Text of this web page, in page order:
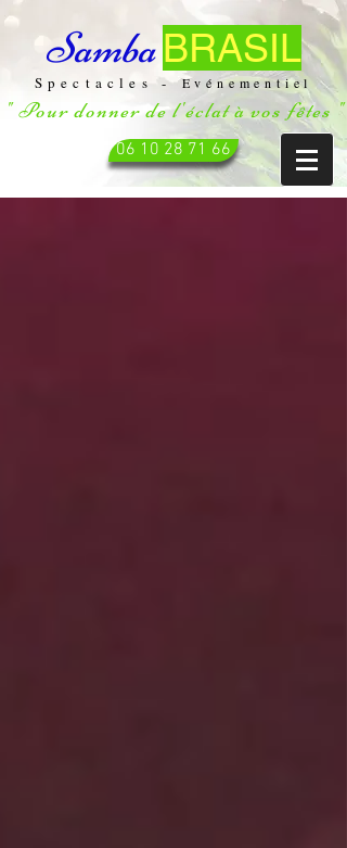
SambaBRASIL
06 10 28 71 66
Spectacles -Evénementiel
" Pour donner de l'éclat à vos fêtes "